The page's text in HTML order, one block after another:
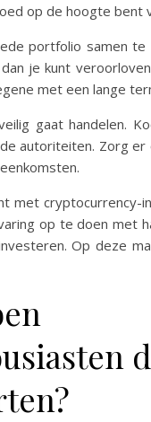
op de hoogte bent
portfolio samen te
je kunt
met een lange
gaat handelen.
autoriteiten. Zorg
met cryptocurrency-
op te doen met
Op deze